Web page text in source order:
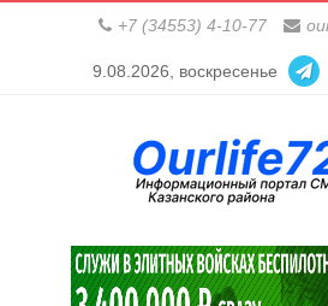
+7 (34553) 4-10-77
9.08.2026, воскресенье